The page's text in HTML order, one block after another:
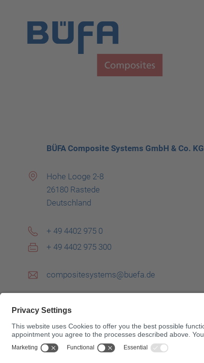
BÜFA Composite Systems GmbH & Co. KG
Hohe Looge 2-8
26180 Rastede
Deutschland
+ 49 4402 975 0
+ 49 4402 975 300
compositesystems@buefa.de